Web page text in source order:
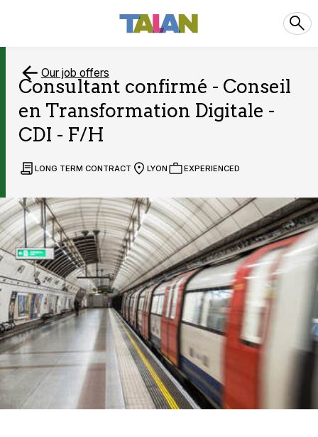
Our job offers
Consultant confirmé - Conseil
en Transformation Digitale -
CDI - F/H
LONG TERM CONTRACT LYON EXPERIENCED